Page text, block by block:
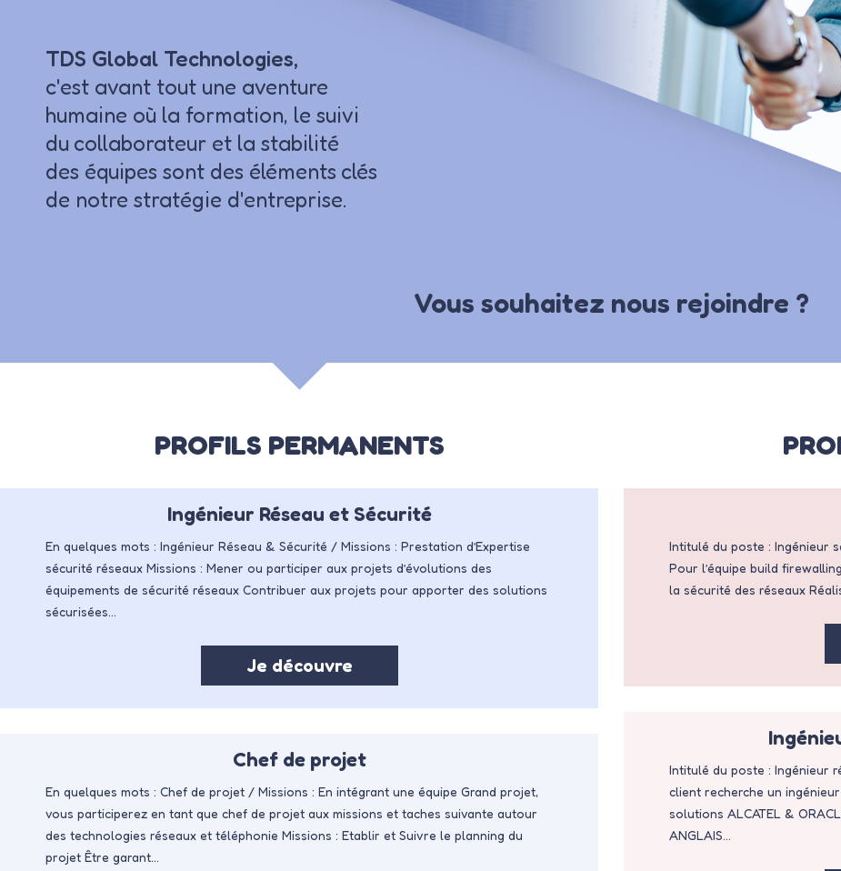
TDS Global Technologies,
c'est avant tout une aventure
humaine où la formation, le suivi
du collaborateur et la stabilité
des équipes sont des éléments clés
de notre stratégie d'entreprise.
Vous souhaitez nous rejoindre ?
PROFILS PERMANENTS
Ingénieur Réseau et Sécurité
En quelques mots : Ingénieur Réseau & Sécurité / Missions : Prestation d’Expertise
sécurité réseaux Missions : Mener ou participer aux projets d’évolutions des
équipements de sécurité réseaux Contribuer aux projets pour apporter des solutions
sécurisées…
Je découvre
Chef de projet
En quelques mots : Chef de projet / Missions : En intégrant une équipe Grand projet,
vous participerez en tant que chef de projet aux missions et taches suivante autour
des technologies réseaux et téléphonie Missions : Etablir et Suivre le planning du
projet Être garant…
Intitulé du poste : Ingénieur
Pour l’équipe build
la sécurité des réseaux
Intitulé du poste : Ingénieur
client recherche un
solutions ALCATEL &
ANGLAIS…